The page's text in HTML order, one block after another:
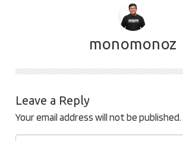
monomonoz
Leave a Reply
Your email address will not be published.